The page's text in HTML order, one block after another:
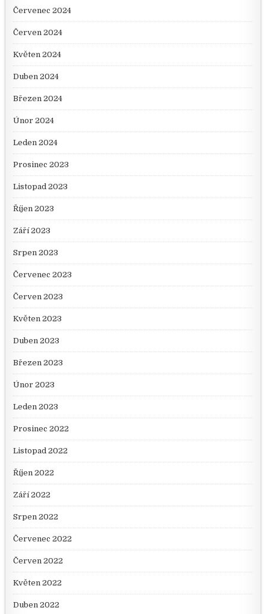
Červenec 2024
Červen 2024
Květen 2024
Duben 2024
Březen 2024
Únor 2024
Leden 2024
Prosinec 2023
Listopad 2023
Říjen 2023
Září 2023
Srpen 2023
Červenec 2023
Červen 2023
Květen 2023
Duben 2023
Březen 2023
Únor 2023
Leden 2023
Prosinec 2022
Listopad 2022
Říjen 2022
Září 2022
Srpen 2022
Červenec 2022
Červen 2022
Květen 2022
Duben 2022